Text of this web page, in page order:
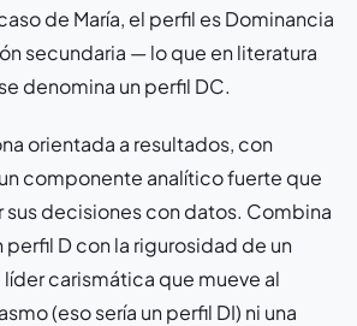
de María, el perfil es Dominancia
secundaria — lo que en literatura
denomina un perfil DC.
orientada a resultados, con
componente analítico fuerte que
sus decisiones con datos. Combina
D con la rigurosidad de un
líder carismática que mueve al
(eso sería un perfil DI) ni una